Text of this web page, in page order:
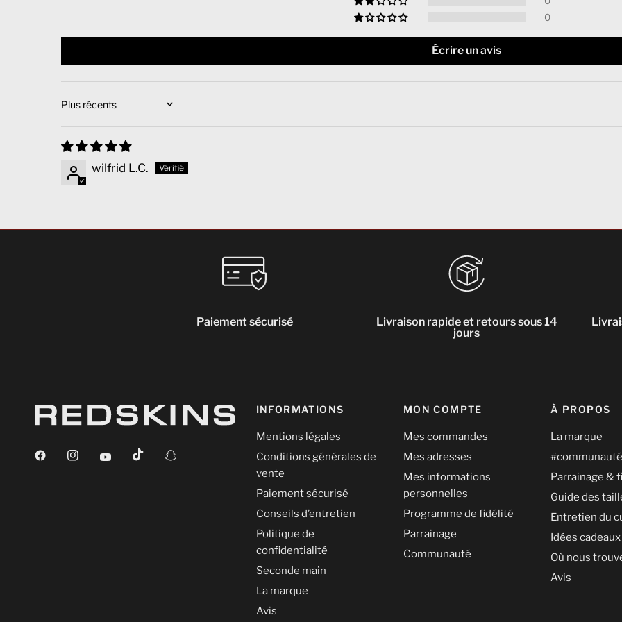
0
Écrire un avis
Sort by
wilfrid L.C.
Paiement sécurisé
Livraison rapide et retours sous 14
jours
INFORMATIONS
Mentions légales
Conditions générales de
vente
Paiement sécurisé
Conseils d’entretien
Politique de
confidentialité
Seconde main
La marque
Avis
MON COMPTE
Mes commandes
Mes adresses
Mes informations
personnelles
Programme de fidélité
Parrainage
Communauté
À PROPOS
La marque
#communauté
Parrainage &
Guide des
Entretien du
Idées cadeaux
Où nous
Avis